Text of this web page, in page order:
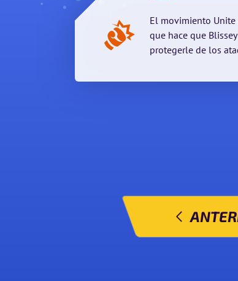
El movimiento Unite
que hace que
protegerle de los